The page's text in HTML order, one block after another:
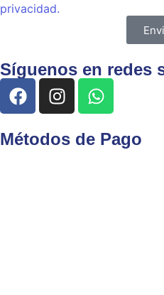
privacidad.
Síguenos en redes
Métodos de Pago